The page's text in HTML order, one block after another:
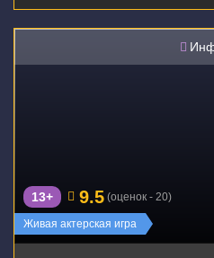
Живая актерская игра
13+ 9.5 (оценок - 20)